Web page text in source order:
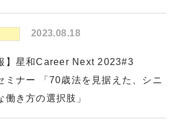
2023.08.18
】星和Career Next 2023#3
ナー 「70歳法を見据えた、シニ
働き方の選択肢」